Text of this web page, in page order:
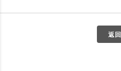
返回